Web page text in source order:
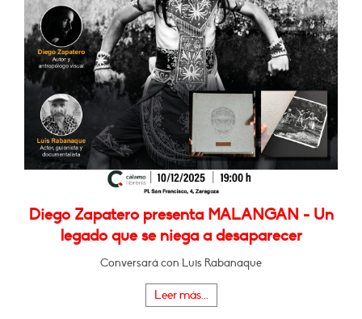
Diego Zapatero presenta MALANGAN - Un
legado que se niega a desaparecer
Conversará con Luis Rabanaque
Leer más...